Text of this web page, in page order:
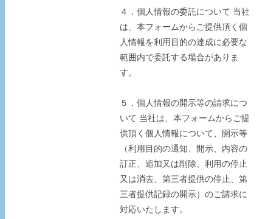
４．個人情報の委託について 当社
は、本フォームからご提供頂く個
人情報を利用目的の達成に必要な
範囲内で委託する場合がありま
す。
５．個人情報の開示等の請求につ
いて 当社は、本フォームからご提
供頂く個人情報について、開示等
（利用目的の通知、開示、内容の
訂正、追加又は削除、利用の停止
又は消去、第三者提供の停止、第
三者提供記録の開示）のご請求に
対応いたします。